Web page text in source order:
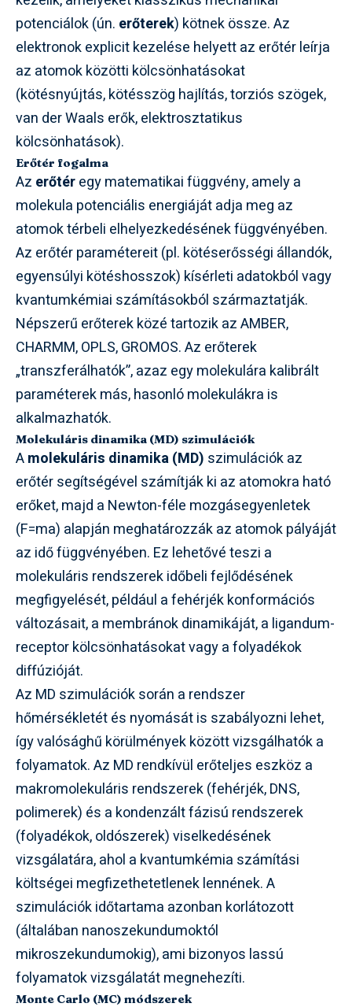
potenciálok (ún. erőterek) kötnek össze. Az
elektronok explicit kezelése helyett az erőtér leírja
az atomok közötti kölcsönhatásokat
(kötésnyújtás, kötésszög hajlítás, torziós szögek,
van der Waals erők, elektrosztatikus
kölcsönhatások).
Erőtér fogalma
Az erőtéregy matematikai függvény, amely a
molekula potenciális energiáját adja meg az
atomok térbeli elhelyezkedésének függvényében.
Az erőtér paramétereit (pl. kötéserősségi állandók,
egyensúlyi kötéshosszok) kísérleti adatokból vagy
kvantumkémiai számításokból származtatják.
Népszerű erőterek közé tartozik az AMBER,
CHARMM, OPLS, GROMOS. Az erőterek
„transzferálhatók”, azaz egy molekulára kalibrált
paraméterek más, hasonló molekulákra is
alkalmazhatók.
Molekuláris dinamika (MD) szimulációk
Amolekuláris dinamika (MD) szimulációk az
erőtér segítségével számítják ki az atomokra ható
erőket, majd a Newton-féle mozgásegyenletek
(F=ma) alapján meghatározzák az atomok pályáját
az idő függvényében. Ez lehetővé teszi a
molekuláris rendszerek időbeli fejlődésének
megfigyelését, például a fehérjék konformációs
változásait, a membránok dinamikáját, a ligandum-
receptor kölcsönhatásokat vagy a folyadékok
diffúzióját.
Az MD szimulációk során a rendszer
hőmérsékletét és nyomását is szabályozni lehet,
így valósághű körülmények között vizsgálhatók a
folyamatok. Az MD rendkívül erőteljes eszköz a
makromolekuláris rendszerek (fehérjék, DNS,
polimerek) és a kondenzált fázisú rendszerek
(folyadékok, oldószerek) viselkedésének
vizsgálatára, ahol a kvantumkémia számítási
költségei megfizethetetlenek lennének. A
szimulációk időtartama azonban korlátozott
(általában nanoszekundumoktól
mikroszekundumokig), ami bizonyos lassú
folyamatok vizsgálatát megnehezíti.
Monte Carlo (MC) módszerek